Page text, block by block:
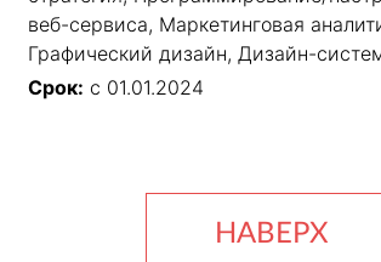
веб-сервиса, Маркетинговая
Графический дизайн, Дизайн-
Срок: с 01.01.2024
НАВЕРХ